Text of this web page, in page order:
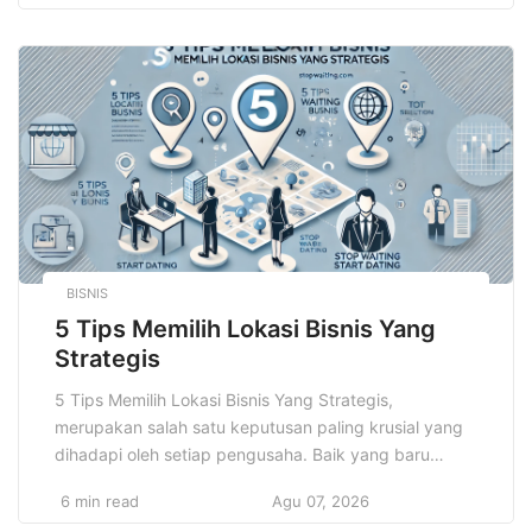
mengoptimalkan pengelolaan dana secara efektif dan
aman, sehingga ekonomi dapat tumbuh secara
berkelanjutan. Ketika sistem keuangan berfungsi
dengan baik […]
BISNIS
5 Tips Memilih Lokasi Bisnis Yang
Strategis
5 Tips Memilih Lokasi Bisnis Yang Strategis,
merupakan salah satu keputusan paling krusial yang
dihadapi oleh setiap pengusaha. Baik yang baru
Banyak orang mungkin menganggap bahwa lokasi
6 min read Agu 07, 2026